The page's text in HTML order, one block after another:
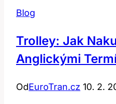
Blog
Trolley: Jak
Anglickými
OdEuroTran.cz 10. 2.